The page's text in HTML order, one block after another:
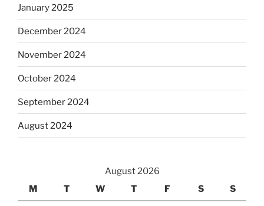
January 2025
December 2024
November 2024
October 2024
September 2024
August 2024
August 2026
M
T W T F S S